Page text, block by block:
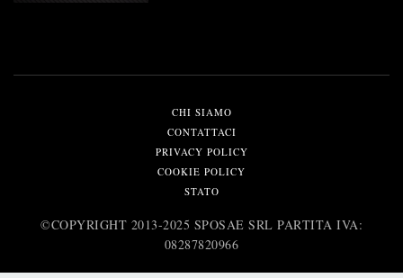
CHI SIAMO
CONTATTACI
PRIVACY POLICY
COOKIE POLICY
STATO
©️COPYRIGHT 2013-2025 SPOSAE SRL PARTITA IVA:
08287820966